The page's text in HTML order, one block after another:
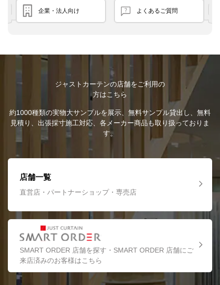
企業・法人向け よくあるご質問
ジャストカーテンの店舗をご利用の
方はこちら
約1000種類の実物大サンプルを展示、無料サンプル貸出し、無料
見積り、出張採寸施工対応、各メーカー商品も取り扱っておりま
す。
店舗一覧
直営店・パートナーショップ・専売店
SMART ORDER 店舗を探す・SMART ORDER 店舗にご
来店済みのお客様はこちら